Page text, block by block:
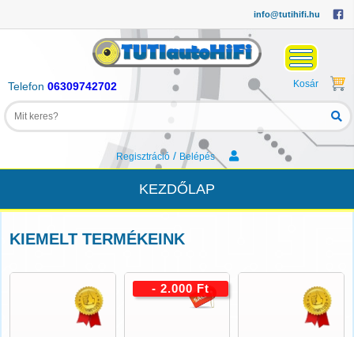
info@tutihifi.hu
Telefon 06309742702 Kosár
Regisztráció/ Belépés
KEZDŐLAP
KIEMELT TERMÉKEINK
- 2.000 Ft